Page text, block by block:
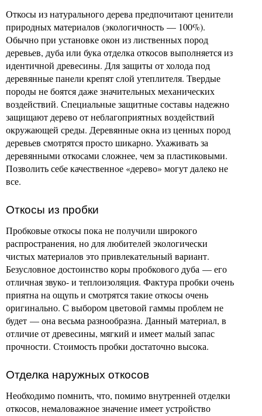
Откосы из натурального дерева предпочитают ценители
природных материалов (экологичность — 100%).
Обычно при установке окон из лиственных пород
деревьев, дуба или бука отделка откосов выполняется из
идентичной древесины. Для защиты от холода под
деревянные панели крепят слой утеплителя. Твердые
породы не боятся даже значительных механических
воздействий. Специальные защитные составы надежно
защищают дерево от неблагоприятных воздействий
окружающей среды. Деревянные окна из ценных пород
деревьев смотрятся просто шикарно. Ухаживать за
деревянными откосами сложнее, чем за пластиковыми.
Позволить себе качественное «дерево» могут далеко не
все.
Откосы из пробки
Пробковые откосы пока не получили широкого
распространения, но для любителей экологически
чистых материалов это привлекательный вариант.
Безусловное достоинство коры пробкового дуба — его
отличная звуко- и теплоизоляция. Фактура пробки очень
приятна на ощупь и смотрятся такие откосы очень
оригинально. С выбором цветовой гаммы проблем не
будет — она весьма разнообразна. Данный материал, в
отличие от древесины, мягкий и имеет малый запас
прочности. Стоимость пробки достаточно высока.
Отделка наружных откосов
Необходимо помнить, что, помимо внутренней отделки
откосов, немаловажное значение имеет устройство